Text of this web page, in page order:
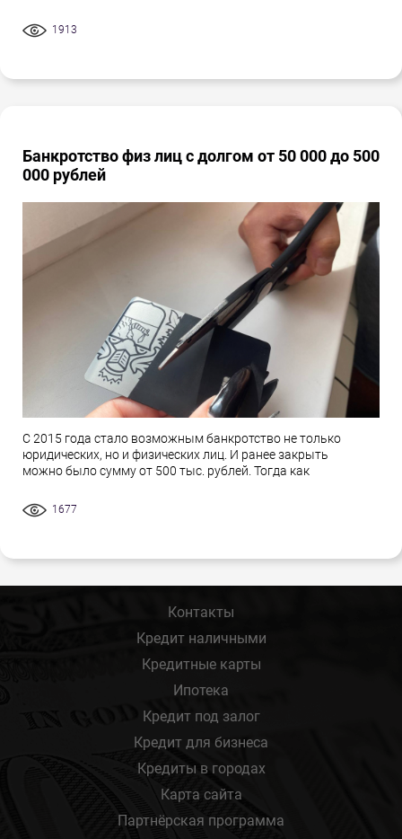
1913
Банкротство физ лиц с долгом от 50 000 до 500
000 рублей
С 2015 года стало возможным банкротство не только
юридических, но и физических лиц. И ранее закрыть
можно было сумму от 500 тыс. рублей. Тогда как
1677
Контакты
Кредит наличными
Кредитные карты
Ипотека
Кредит под залог
Кредит для бизнеса
Кредиты в городах
Карта сайта
Партнёрская программа